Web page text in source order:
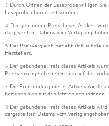
3 Durch Öffnen der Leseprobe willigen Sie
Leseprobe übermittelt werden.
4 Der gebundene Preis dieses Artikels
dargestellten Datums vom Verlag
5 Der Preisvergleich bezieht sich auf die
Herstellers.
6 Der gebundene Preis dieses Artikels
Preissenkungen beziehen sich auf den
7 Die Preisbindung dieses Artikels wurde
beziehen sich auf den letzten gebundenen
8 Der gebundene Preis dieses Artikels
dargestellten Datums vom Verlag